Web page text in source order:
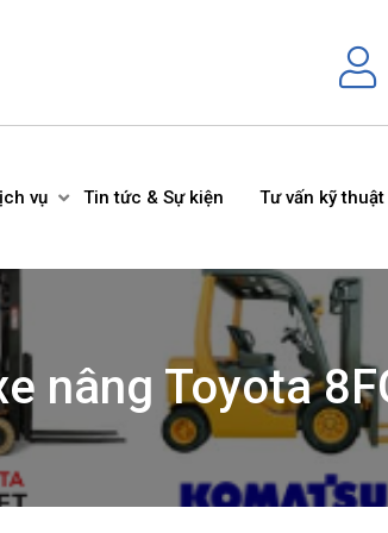
vụ Tin tức & Sự kiện Tư vấn kỹ thuật
nâng Toyota